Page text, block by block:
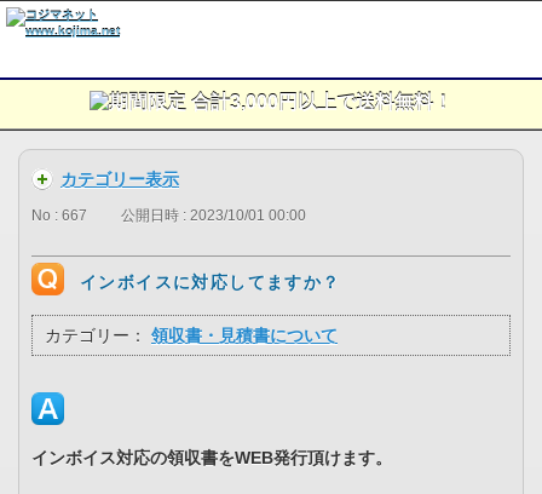
カテゴリー表示
No : 667 公開日時 : 2023/10/01 00:00
インボイスに対応してますか？
カテゴリー： 領収書・見積書について
インボイス対応の領収書をWEB発行頂けます。